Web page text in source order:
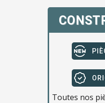
Toutes nos